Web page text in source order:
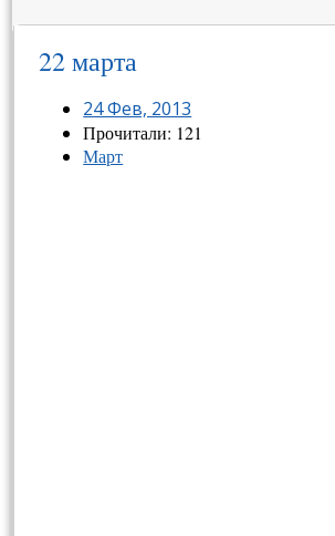
22 марта
24 Фев, 2013
Прочитали: 121
Март